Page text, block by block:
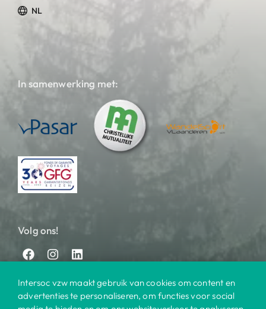
NL
In samenwerking met:
Volg ons!
Intersoc vzw maakt gebruik van cookies om content en
advertenties te personaliseren, om functies voor social